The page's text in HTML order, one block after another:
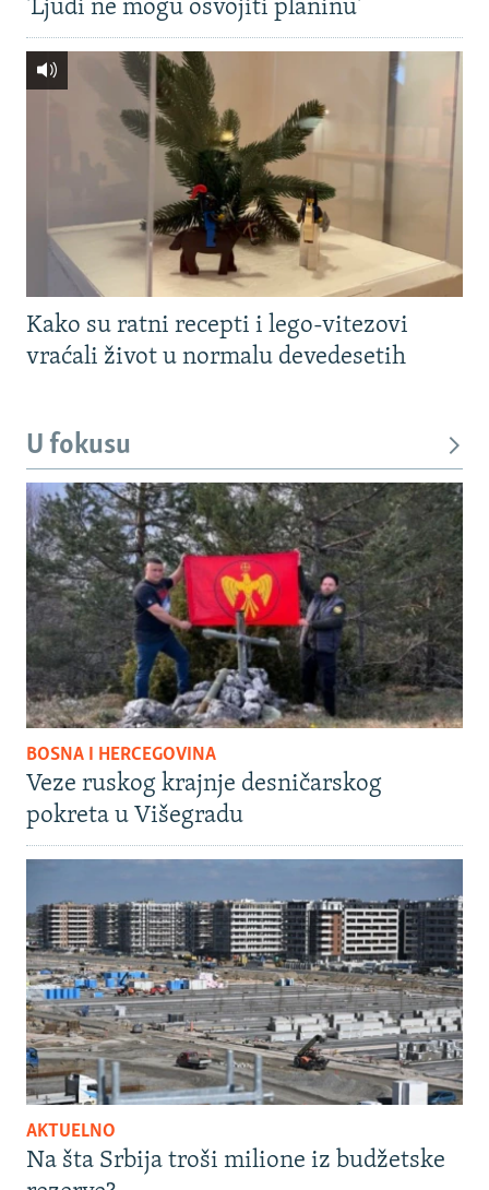
'Ljudi ne mogu osvojiti planinu'
Kako su ratni recepti i lego-vitezovi
vraćali život u normalu devedesetih
U fokusu
BOSNA I HERCEGOVINA
Veze ruskog krajnje desničarskog
pokreta u Višegradu
AKTUELNO
Na šta Srbija troši milione iz budžetske